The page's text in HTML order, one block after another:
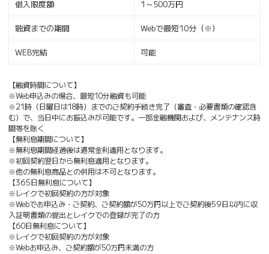
借入限度額 1～500万円
融資までの期間 Webで最短10分（※）
WEB完結 可能
【融資時間について】
※Web申込みの場合、最短10分融資も可能
※21時（日曜日は18時）までのご契約手続き完了（審査・必要書類の確認含
む）で、当日中にお振込みが可能です。一部金融機関および、メンテナンス時
間等を除く
【無利息期間について】
※無利息期間経過後は通常金利適用となります。
※初回契約翌日から無利息適用となります。
※他の無利息商品との併用は不可となります。
【365日無利息について】
※レイクで初回契約の方が対象
※Webでお申込み・ご契約、ご契約額が50万円以上でご契約後59日以内に収
入証明書類の提出とレイクでの登録が完了の方
【60日無利息について】
※レイクで初回契約の方が対象
※Webお申込み、ご契約額が50万円未満の方